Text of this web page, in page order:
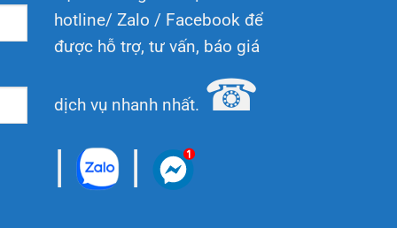
hotline/ Zalo / Facebook để
được hỗ trợ, tư vấn, báo giá
dịch vụ nhanh nhất. ☎
|
|